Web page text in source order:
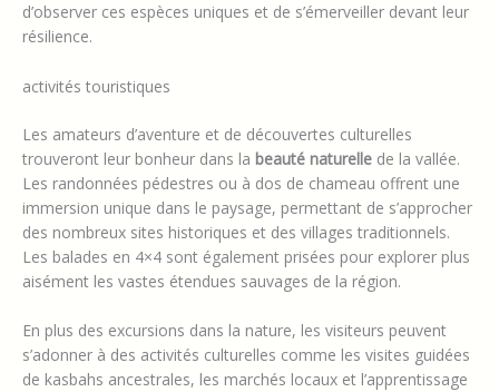
d’observer ces espèces uniques et de s’émerveiller devant leur
résilience.
activités touristiques
Les amateurs d’aventure et de découvertes culturelles
trouveront leur bonheur dans la beauté naturelle de la vallée.
Les randonnées pédestres ou à dos de chameau offrent une
immersion unique dans le paysage, permettant de s’approcher
des nombreux sites historiques et des villages traditionnels.
Les balades en 4×4 sont également prisées pour explorer plus
aisément les vastes étendues sauvages de la région.
En plus des excursions dans la nature, les visiteurs peuvent
s’adonner à des activités culturelles comme les visites guidées
de kasbahs ancestrales, les marchés locaux et l’apprentissage